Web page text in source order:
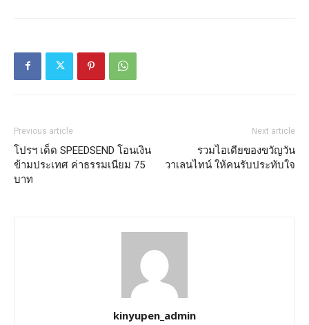
Previous article
โปรฯ เด็ด SPEEDSEND โอนเงิน
ข้ามประเทศ ค่าธรรมเนียม 75
บาท
Next article
รวมไอเดียของขวัญวัน
วาเลนไทน์ ให้คนรับประทับใจ
kinyupen_admin